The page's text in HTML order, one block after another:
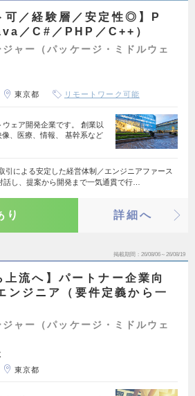
可／経験層／安定性◎】P
／C#／PHP／C++）
ャー（パッケージ・ミドルウェ
東京都 リモートワーク可能
ェア開発企業です。 創業以
、医療、情報、 基幹系など
引による安定した経営体制／エンジニアファース
話し、提案から開発まで一気通貫で行…
り 詳細へ
掲載期間 26/08/06～26/08/19
上流へ】パートナー企業向
ンジニア（要件定義から一
ャー（パッケージ・ミドルウェ
東京都